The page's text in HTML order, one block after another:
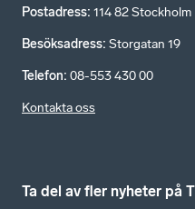
Postadress: 114 82 Stockholm
Besöksadress: Storgatan 19
Telefon: 08-553 430 00
Kontakta oss
Ta del av fler nyheter på